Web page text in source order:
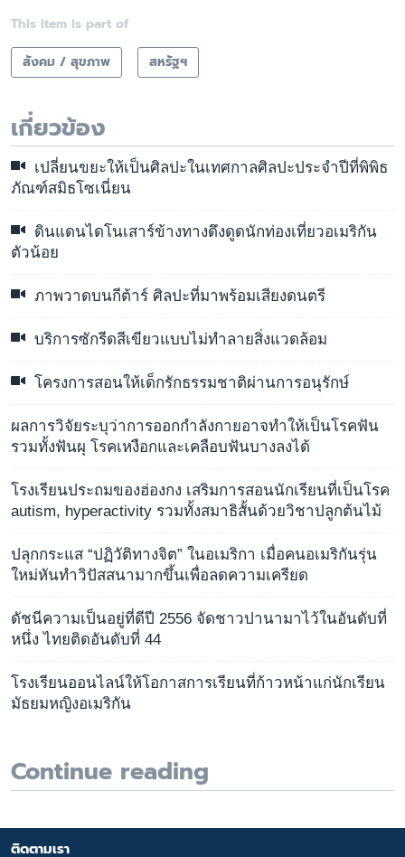
This item is part of
สังคม / สุขภาพ
สหรัฐฯ
เกี่ยวข้อง
เปลี่ยนขยะให้เป็นศิลปะในเทศกาลศิลปะประจำปีที่พิพิธ
ภัณฑ์สมิธโซเนี่ยน
ดินแดนไดโนเสาร์ข้างทางดึงดูดนักท่องเที่ยวอเมริกัน
ตัวน้อย
ภาพวาดบนกีต้าร์ ศิลปะที่มาพร้อมเสียงดนตรี
บริการซักรีดสีเขียวแบบไม่ทำลายสิ่งแวดล้อม
โครงการสอนให้เด็กรักธรรมชาติผ่านการอนุรักษ์
ผลการวิจัยระบุว่าการออกกำลังกายอาจทำให้เป็นโรคฟัน
รวมทั้งฟันผุ โรคเหงือกและเคลือบฟันบางลงได้
โรงเรียนประถมของฮ่องกง เสริมการสอนนักเรียนที่เป็นโรค
autism, hyperactivity รวมทั้งสมาธิสั้นด้วยวิชาปลูกต้นไม้
ปลุกกระแส “ปฏิวัติทางจิต” ในอเมริกา เมื่อคนอเมริกันรุ่น
ใหม่หันทำวิปัสสนามากขึ้นเพื่อลดความเครียด
ดัชนีความเป็นอยู่ที่ดีปี 2556 จัดชาวปานามาไว้ในอันดับที่
หนึ่ง ไทยติดอันดับที่ 44
โรงเรียนออนไลน์ให้โอกาสการเรียนที่ก้าวหน้าแก่นักเรียน
มัธยมหญิงอเมริกัน
Continue reading
ติดตามเรา